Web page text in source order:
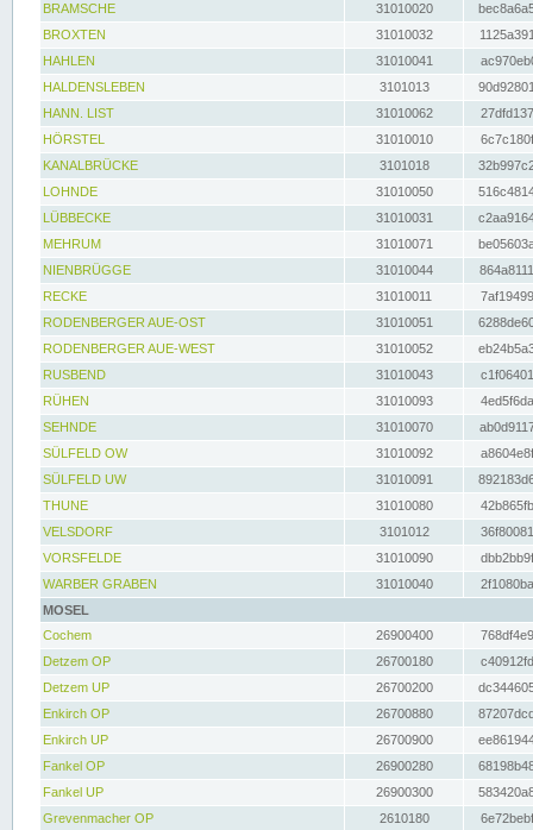
BRAMSCHE
31010020
BROXTEN
31010032
HAHLEN
31010041
HALDENSLEBEN
3101013
HANN. LIST
31010062
HÖRSTEL
31010010
KANALBRÜCKE
3101018
LOHNDE
31010050
LÜBBECKE
31010031
MEHRUM
31010071
NIENBRÜGGE
31010044
RECKE
31010011
RODENBERGER AUE-OST
31010051
RODENBERGER AUE-WEST
31010052
RUSBEND
31010043
RÜHEN
31010093
SEHNDE
31010070
SÜLFELD OW
31010092
SÜLFELD UW
31010091
THUNE
31010080
VELSDORF
3101012
VORSFELDE
31010090
WARBER GRABEN
31010040
MOSEL
Cochem
26900400
Detzem OP
26700180
Detzem UP
26700200
Enkirch OP
26700880
Enkirch UP
26700900
Fankel OP
26900280
Fankel UP
26900300
Grevenmacher OP
2610180